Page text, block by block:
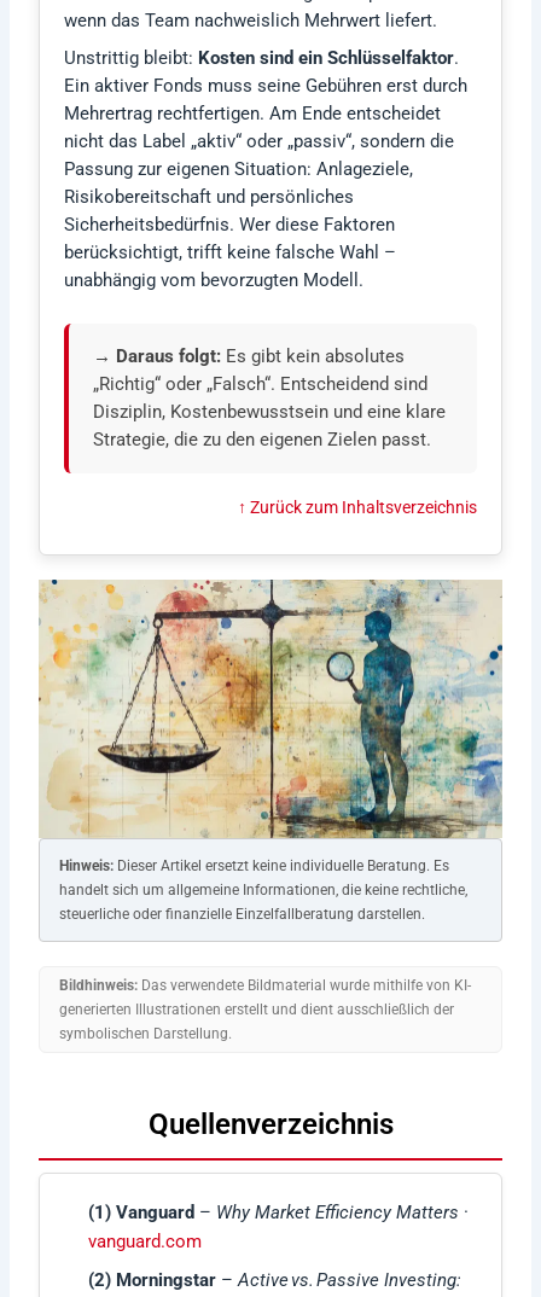
wenn das Team nachweislich Mehrwert liefert.
Unstrittig bleibt: Kosten sind ein Schlüsselfaktor.
Ein aktiver Fonds muss seine Gebühren erst durch
Mehrertrag rechtfertigen. Am Ende entscheidet
nicht das Label „aktiv“ oder „passiv“, sondern die
Passung zur eigenen Situation: Anlageziele,
Risikobereitschaft und persönliches
Sicherheitsbedürfnis. Wer diese Faktoren
berücksichtigt, trifft keine falsche Wahl –
unabhängig vom bevorzugten Modell.
→ Daraus folgt: Es gibt kein absolutes
„Richtig“ oder „Falsch“. Entscheidend sind
Disziplin, Kostenbewusstsein und eine klare
Strategie, die zu den eigenen Zielen passt.
↑ Zurück zum Inhaltsverzeichnis
Hinweis: Dieser Artikel ersetzt keine individuelle Beratung. Es
handelt sich um allgemeine Informationen, die keine rechtliche,
steuerliche oder finanzielle Einzelfallberatung darstellen.
Bildhinweis: Das verwendete Bildmaterial wurde mithilfe von KI-
generierten Illustrationen erstellt und dient ausschließlich der
symbolischen Darstellung.
Quellenverzeichnis
(1) Vanguard – Why Market Efficiency Matters ·
vanguard.com
(2) Morningstar –Active vs. Passive Investing: